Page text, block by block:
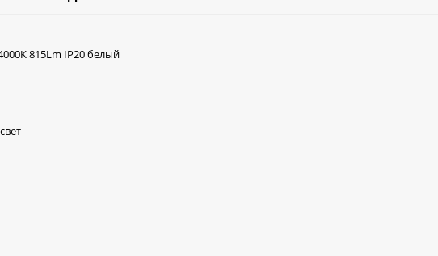
815Lm IP20 белый